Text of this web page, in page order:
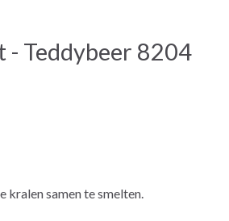
- Teddybeer 8204
kralen samen te smelten.